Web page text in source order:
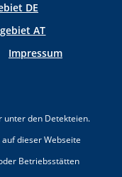
DE
AT
Impressum
unter den Detekteien.
dieser Webseite
Betriebsstätten